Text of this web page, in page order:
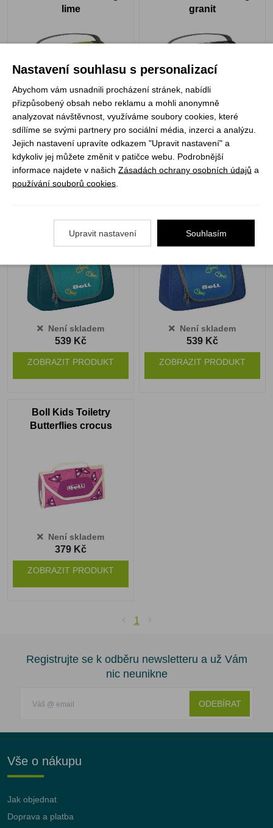
lime
Není skladem
539 Kč
ZOBRAZIT PRODUKT
granit
Není skladem
539 Kč
ZOBRAZIT PRODUKT
turquoise
Není skladem
539 Kč
ZOBRAZIT PRODUKT
dutchblue
Není skladem
539 Kč
ZOBRAZIT PRODUKT
Boll Kids Toiletry
Butterflies crocus
Není skladem
379 Kč
ZOBRAZIT PRODUKT
1
Registrujte se k odběru newsletteru a už Vám
nic neunikne
ODEBÍRAT
Vše o nákupu
Jak objednat
Doprava a platba
Nastavení souhlasu s personalizací
Abychom vám usnadnili procházení stránek, nabídli
přizpůsobený obsah nebo reklamu a mohli anonymně
analyzovat návštěvnost, využíváme soubory cookies, které
sdílíme se svými partnery pro sociální média, inzerci a analýzu.
Jejich nastavení upravíte odkazem "Upravit nastavení" a
kdykoliv jej můžete změnit v patičce webu. Podrobnější
informace najdete v našich Zásadách ochrany osobních údajů a
používání souborů cookies
Upravit nastavení Souhlasím